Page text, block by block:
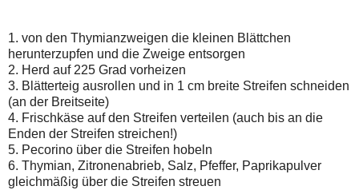
1. von den Thymianzweigen die kleinen Blättchen
herunterzupfen und die Zweige entsorgen
2. Herd auf 225 Grad vorheizen
3. Blätterteig ausrollen und in 1 cm breite Streifen schneiden
(an der Breitseite)
4. Frischkäse auf den Streifen verteilen (auch bis an die
Enden der Streifen streichen!)
5. Pecorino über die Streifen hobeln
6. Thymian, Zitronenabrieb, Salz, Pfeffer, Paprikapulver
gleichmäßig über die Streifen streuen